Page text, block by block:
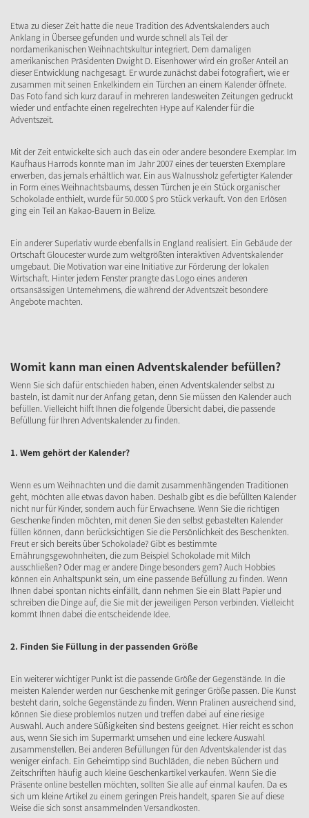
Etwa zu dieser Zeit hatte die neue Tradition des Adventskalenders auch
Anklang in Übersee gefunden und wurde schnell als Teil der
nordamerikanischen Weihnachtskultur integriert. Dem damaligen
amerikanischen Präsidenten Dwight D. Eisenhower wird ein großer Anteil an
dieser Entwicklung nachgesagt. Er wurde zunächst dabei fotografiert, wie er
zusammen mit seinen Enkelkindern ein Türchen an einem Kalender öffnete.
Das Foto fand sich kurz darauf in mehreren landesweiten Zeitungen gedruckt
wieder und entfachte einen regelrechten Hype auf Kalender für die
Adventszeit.
Mit der Zeit entwickelte sich auch das ein oder andere besondere Exemplar. Im
Kaufhaus Harrods konnte man im Jahr 2007 eines der teuersten Exemplare
erwerben, das jemals erhältlich war. Ein aus Walnussholz gefertigter Kalender
in Form eines Weihnachtsbaums, dessen Türchen je ein Stück organischer
Schokolade enthielt, wurde für 50.000 $ pro Stück verkauft. Von den Erlösen
ging ein Teil an Kakao-Bauern in Belize.
Ein anderer Superlativ wurde ebenfalls in England realisiert. Ein Gebäude der
Ortschaft Gloucester wurde zum weltgrößten interaktiven Adventskalender
umgebaut. Die Motivation war eine Initiative zur Förderung der lokalen
Wirtschaft. Hinter jedem Fenster prangte das Logo eines anderen
ortsansässigen Unternehmens, die während der Adventszeit besondere
Angebote machten.
Womit kann man einen Adventskalender befüllen?
Wenn Sie sich dafür entschieden haben, einen Adventskalender selbst zu
basteln, ist damit nur der Anfang getan, denn Sie müssen den Kalender auch
befüllen. Vielleicht hilft Ihnen die folgende Übersicht dabei, die passende
Befüllung für Ihren Adventskalender zu finden.
1. Wem gehört der Kalender?
Wenn es um Weihnachten und die damit zusammenhängenden Traditionen
geht, möchten alle etwas davon haben. Deshalb gibt es die befüllten Kalender
nicht nur für Kinder, sondern auch für Erwachsene. Wenn Sie die richtigen
Geschenke finden möchten, mit denen Sie den selbst gebastelten Kalender
füllen können, dann berücksichtigen Sie die Persönlichkeit des Beschenkten.
Freut er sich bereits über Schokolade? Gibt es bestimmte
Ernährungsgewohnheiten, die zum Beispiel Schokolade mit Milch
ausschließen? Oder mag er andere Dinge besonders gern? Auch Hobbies
können ein Anhaltspunkt sein, um eine passende Befüllung zu finden. Wenn
Ihnen dabei spontan nichts einfällt, dann nehmen Sie ein Blatt Papier und
schreiben die Dinge auf, die Sie mit der jeweiligen Person verbinden. Vielleicht
kommt Ihnen dabei die entscheidende Idee.
2. Finden Sie Füllung in der passenden Größe
Ein weiterer wichtiger Punkt ist die passende Größe der Gegenstände. In die
meisten Kalender werden nur Geschenke mit geringer Größe passen. Die Kunst
besteht darin, solche Gegenstände zu finden. Wenn Pralinen ausreichend sind,
können Sie diese problemlos nutzen und treffen dabei auf eine riesige
Auswahl. Auch andere Süßigkeiten sind bestens geeignet. Hier reicht es schon
aus, wenn Sie sich im Supermarkt umsehen und eine leckere Auswahl
zusammenstellen. Bei anderen Befüllungen für den Adventskalender ist das
weniger einfach. Ein Geheimtipp sind Buchläden, die neben Büchern und
Zeitschriften häufig auch kleine Geschenkartikel verkaufen. Wenn Sie die
Präsente online bestellen möchten, sollten Sie alle auf einmal kaufen. Da es
sich um kleine Artikel zu einem geringen Preis handelt, sparen Sie auf diese
Weise die sich sonst ansammelnden Versandkosten.